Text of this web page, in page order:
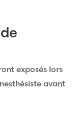
exposés lors
avant